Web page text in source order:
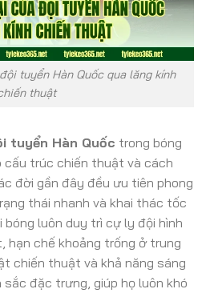
tuyển Hàn Quốc qua lăng kính
thuật
tuyển Hàn Quốc trong bóng
cấu trúc chiến thuật và cách
đời gần đây đều ưu tiên phong
thái nhanh và khai thác tốc
luôn duy trì cự ly đội hình
chế khoảng trống ở trung
chiến thuật và khả năng sáng
đặc trưng, giúp họ luôn khó